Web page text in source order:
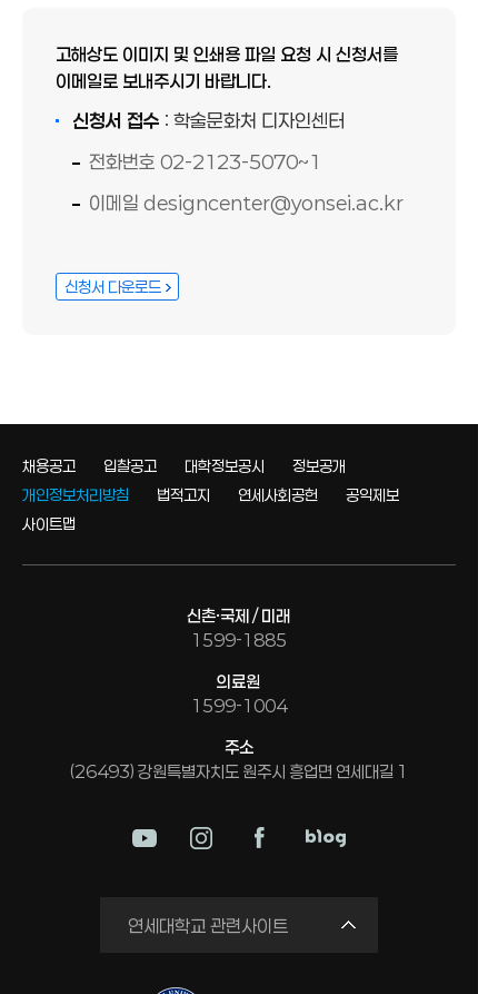
고해상도 이미지 및 인쇄용 파일 요청 시 신청서를
이메일로 보내주시기 바랍니다.
신청서 접수 : 학술문화처 디자인센터
전화번호 02-2123-5070~1
이메일 designcenter@yonsei.ac.kr
신청서 다운로드
채용공고 입찰공고 대학정보공시
정보공개
개인정보처리방침
법적고지 연세사회공헌
공익제보
사이트맵
신촌·국제 / 미래
1599-1885
의료원
1599-1004
주소
(26493) 강원특별자치도 원주시 흥업면 연세대길 1
연세대학교 관련사이트
미래평생교육원